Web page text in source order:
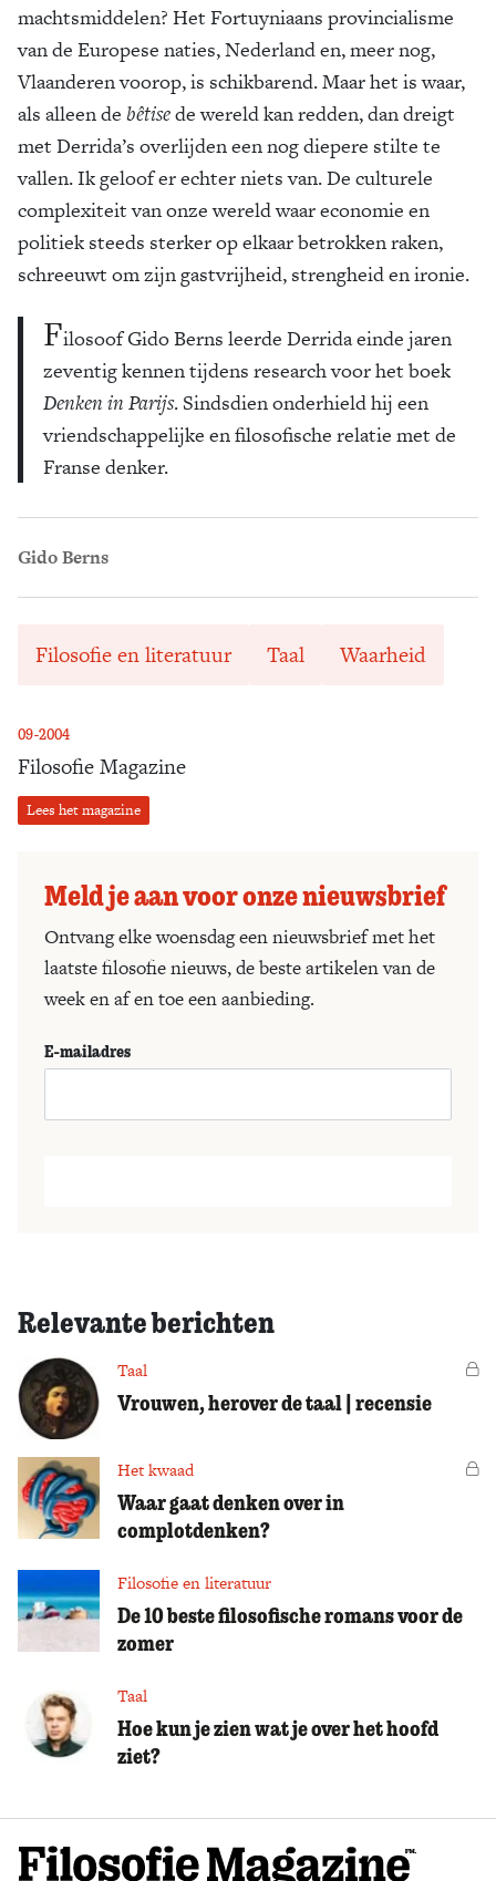
09-2004
Filosofie Magazine
Lees het magazine
machtsmiddelen? Het Fortuyniaans provincialisme
van de Europese naties, Nederland en, meer nog,
Vlaanderen voorop, is schikbarend. Maar het is waar,
als alleen de bêtisede wereld kan redden, dan dreigt
met Derrida’s overlijden een nog diepere stilte te
vallen. Ik geloof er echter niets van. De culturele
complexiteit van onze wereld waar economie en
politiek steeds sterker op elkaar betrokken raken,
schreeuwt om zijn gastvrijheid, strengheid en ironie.
Filosoof Gido Berns leerde Derrida einde jaren
zeventig kennen tijdens research voor het boek
Denken in Parijs. Sindsdien onderhield hij een
vriendschappelijke en filosofische relatie met de
Franse denker.
Gido Berns
Filosofie en literatuur Taal Waarheid
Meld je aan voor onze nieuwsbrief
Ontvang elke woensdag een nieuwsbrief met het
laatste filosofie nieuws, de beste artikelen van de
week en af en toe een aanbieding.
E-mailadres
Relevante berichten
Taal
Vrouwen, herover de taal | recensie
Het kwaad
Waar gaat denken over in
complotdenken?
Filosofie en literatuur
De 10 beste filosofische romans voor de
zomer
Taal
Hoe kun je zien wat je over het hoofd
ziet?